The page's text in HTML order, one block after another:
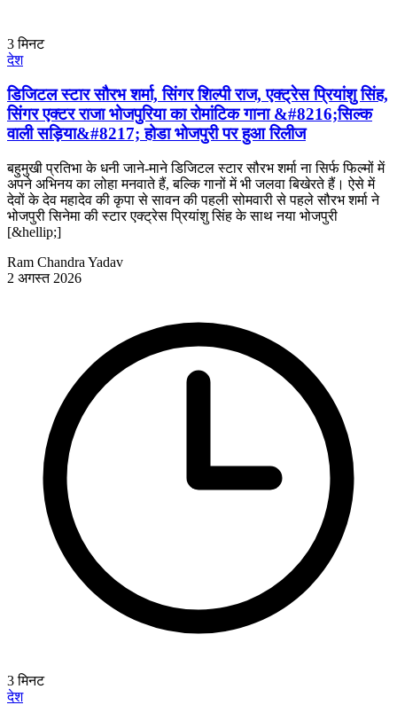
3मिनट
देश
डिजिटल स्टार सौरभ शर्मा, सिंगर शिल्पी राज, एक्ट्रेस प्रियांशु सिंह,
सिंगर एक्टर राजा भोजपुरिया का रोमांटिक गाना &#8216;सिल्क
वाली सड़िया&#8217; होडा भोजपुरी पर हुआ रिलीज
बहुमुखी प्रतिभा के धनी जाने-माने डिजिटल स्टार सौरभ शर्मा ना सिर्फ फिल्मों में
अपने अभिनय का लोहा मनवाते हैं, बल्कि गानों में भी जलवा बिखेरते हैं। ऐसे में
देवों के देव महादेव की कृपा से सावन की पहली सोमवारी से पहले सौरभ शर्मा ने
भोजपुरी सिनेमा की स्टार एक्ट्रेस प्रियांशु सिंह के साथ नया भोजपुरी
[&hellip;]
Ram Chandra Yadav
2 अगस्त 2026
3मिनट
देश